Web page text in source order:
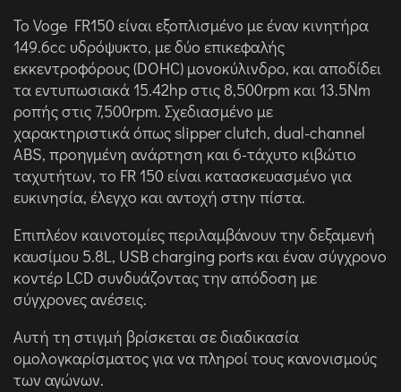
Το Voge FR150 είναι εξοπλισμένο με έναν κινητήρα
149.6cc υδρόψυκτο, με δύο επικεφαλής
εκκεντροφόρους (DOHC) μονοκύλινδρο, και αποδίδει
τα εντυπωσιακά 15.42hp στις 8,500rpm και 13.5Nm
ροπής στις 7,500rpm. Σχεδιασμένο με
χαρακτηριστικά όπως slipper clutch, dual-channel
ABS, προηγμένη ανάρτηση και 6-τάχυτο κιβώτιο
ταχυτήτων, το FR 150 είναι κατασκευασμένο για
ευκινησία, έλεγχο και αντοχή στην πίστα.
Επιπλέον καινοτομίες περιλαμβάνουν την δεξαμενή
καυσίμου 5.8L, USB charging ports και έναν σύγχρονο
κοντέρ LCD συνδυάζοντας την απόδοση με
σύγχρονες ανέσεις.
Αυτή τη στιγμή βρίσκεται σε διαδικασία
ομολογκαρίσματος για να πληροί τους κανονισμούς
των αγώνων.